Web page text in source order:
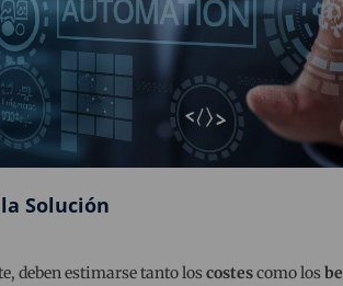
Solución
deben estimarse tanto los costescomo los